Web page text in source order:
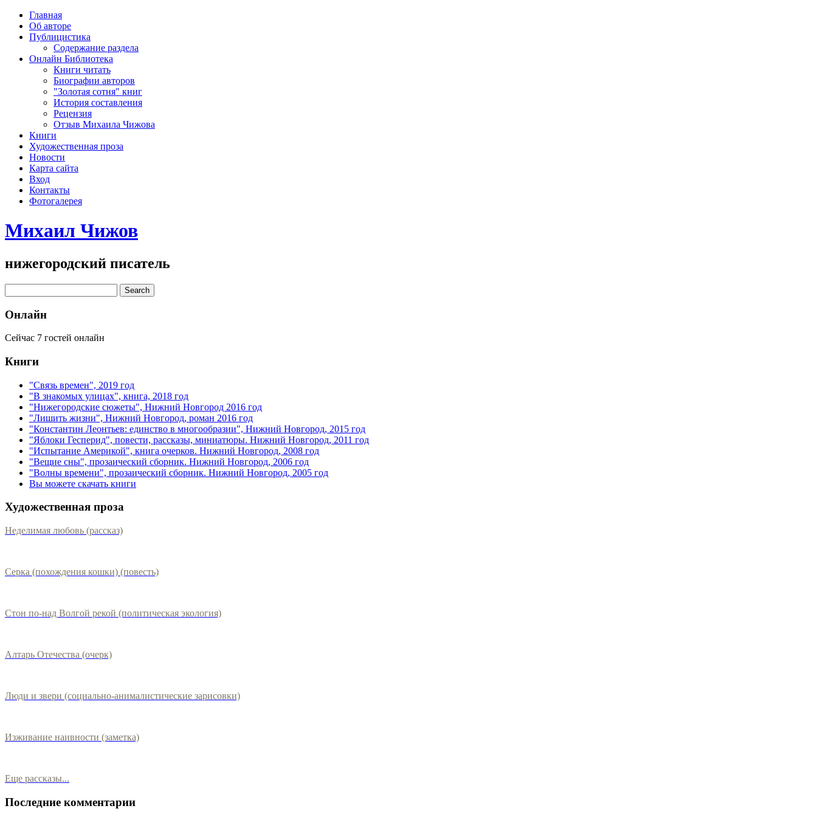
Главная
Об авторе
Публицистика
Содержание раздела
Онлайн Библиотека
Книги читать
Биографии авторов
"Золотая сотня" книг
История составления
Рецензия
Отзыв Михаила Чижова
Книги
Художественная проза
Новости
Карта сайта
Вход
Контакты
Фотогалерея
Михаил Чижов
нижегородский писатель
Онлайн
Сейчас 7 гостей онлайн
Книги
"Связь времен", 2019 год
"В знакомых улицах", книга, 2018 год
"Нижегородские сюжеты", Нижний Новгород 2016 год
"Лишить жизни", Нижний Новгород, роман 2016 год
"Константин Леонтьев: единство в многообразии", Нижний Новгород, 2015 год
"Яблоки Гесперид", повести, рассказы, миниатюры. Нижний Новгород, 2011 год
"Испытание Америкой", книга очерков. Нижний Новгород, 2008 год
"Вещие сны", прозаический сборник. Нижний Новгород, 2006 год
"Волны времени", прозаический сборник. Нижний Новгород, 2005 год
Вы можете скачать книги
Художественная проза
Неделимая любовь (рассказ)
Серка (похождения кошки) (повесть)
Стон по-над Волгой рекой (политическая экология)
Алтарь Отечества (очерк)
Люди и звери (социально-анималистические зарисовки)
Изживание наивности (заметка)
Еще рассказы...
Последние комментарии